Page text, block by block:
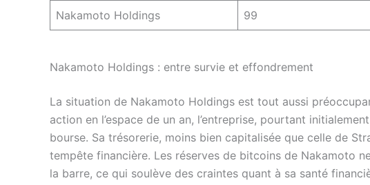
Nakamoto Holdings 99
Nakamoto Holdings : entre survie et effondrement
La situation de Nakamoto Holdings est tout aussi
action en l’espace de un an, l’entreprise, pourtant
bourse. Sa trésorerie, moins bien capitalisée que celle de
tempête financière. Les réserves de bitcoins de Nakamoto
la barre, ce qui soulève des craintes quant à sa santé